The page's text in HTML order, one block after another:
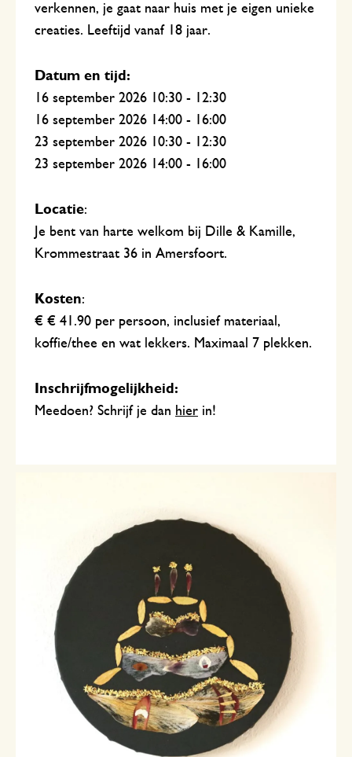
verkennen, je gaat naar huis met je eigen unieke
creaties. Leeftijd vanaf 18 jaar.
Datum en tijd:
16 september 2026 10:30 - 12:30
16 september 2026 14:00 - 16:00
23 september 2026 10:30 - 12:30
23 september 2026 14:00 - 16:00
Locatie:
Je bent van harte welkom bij Dille & Kamille,
Krommestraat 36 in Amersfoort.
Kosten:
€ € 41.90 per persoon, inclusief materiaal,
koffie/thee en wat lekkers. Maximaal 7 plekken.
Inschrijfmogelijkheid:
Meedoen? Schrijf je dan hier in!